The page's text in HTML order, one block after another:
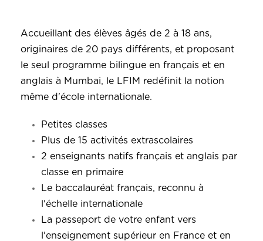
Accueillant des élèves âgés de 2 à 18 ans,
originaires de 20 pays différents, et proposant
le seul programme bilingue en français et en
anglais à Mumbai, le LFIM redéfinit la notion
même d'école internationale.
Petites classes
Plus de 15 activités extrascolaires
2 enseignants natifs français et anglais par
classe en primaire
Le baccalauréat français, reconnu à
l'échelle internationale
La passeport de votre enfant vers
l'enseignement supérieur en France et en